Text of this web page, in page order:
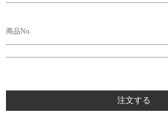
商品No.
注文する